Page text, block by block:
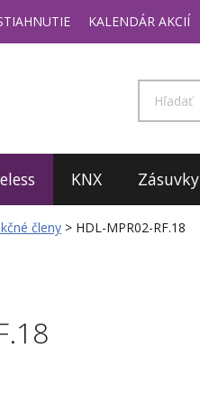
KALENDÁR AKCIÍ
KNX Zásuvky
členy > HDL-MPR02-RF.18